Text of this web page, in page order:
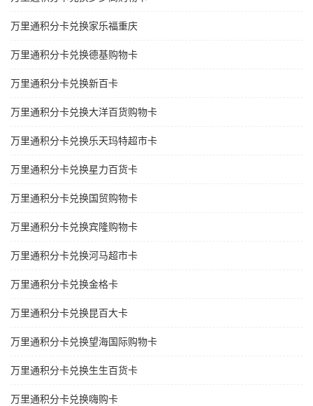
万里通积分卡兑换家乐福重庆
万里通积分卡兑换德基购物卡
万里通积分卡兑换新百卡
万里通积分卡兑换大洋百货购物卡
万里通积分卡兑换乐天玛特超市卡
万里通积分卡兑换星力百货卡
万里通积分卡兑换国贸购物卡
万里通积分卡兑换宾隆购物卡
万里通积分卡兑换河马超市卡
万里通积分卡兑换金格卡
万里通积分卡兑换昆百大卡
万里通积分卡兑换望海国际购物卡
万里通积分卡兑换生生百货卡
万里通积分卡兑换嗨购卡